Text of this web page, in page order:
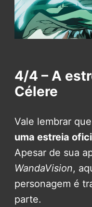
4/4 – A
Célere
Vale lembrar que
uma estreia
Apesar de sua
WandaVision,
personagem é
parte.